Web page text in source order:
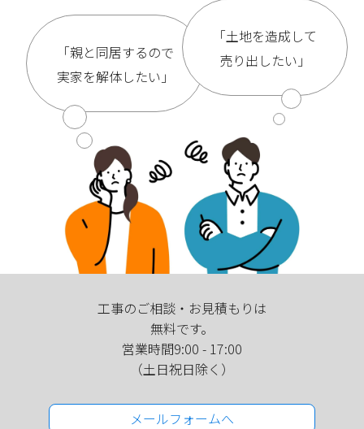
「親と同居するので
実家を解体したい」
「土地を造成して
売り出したい」
工事のご相談・お見積もりは
無料です。
営業時間9:00 - 17:00
（土日祝日除く）
メールフォームへ